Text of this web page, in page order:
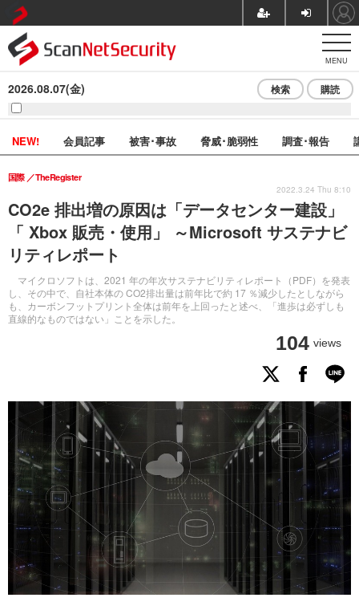
MENU
2026.08.07(金) 検索 購読
NEW! 会員記事 被害･事故 脅威･脆弱性 調査･報告
CO2e 排出増の原因は「データセンター建設」
「 Xbox 販売・使用」 ～Microsoft サステナビ
リティレポート
マイクロソフトは、2021 年の年次サステナビリティレポート（PDF）を発表
し、その中で、自社本体の CO2排出量は前年比で約 17 ％減少したとしながら
も、カーボンフットプリント全体は前年を上回ったと述べ、「進歩は必ずしも
直線的なものではない」ことを示した。
国際 TheRegister
104 views
2022.3.24 Thu 8:10